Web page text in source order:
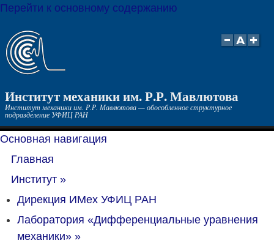
Перейти к основному содержанию
Институт механики им. Р.Р. Мавлютова
Институт механики им. Р.Р. Мавлютова — обособленное структурное
подразделение УФИЦ РАН
Основная навигация
Главная
Институт »
Дирекция ИМех УФИЦ РАН
Лаборатория «Дифференциальные уравнения
механики» »